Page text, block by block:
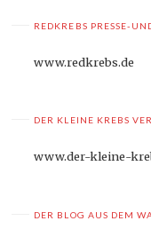
REDKREBS PRESSE-
www.redkrebs.de
DER KLEINE KREBS
www.der-kleine-
DER BLOG AUS DEM